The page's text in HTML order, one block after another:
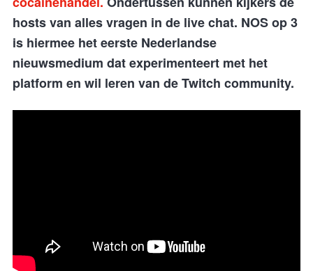
hosts van alles vragen in de live chat. NOS op 3
is hiermee het eerste Nederlandse
nieuwsmedium dat experimenteert met het
platform en wil leren van de Twitch community.